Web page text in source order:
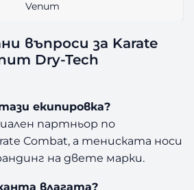
Venum
въпроси за Karate
Dry-Tech
екипировка?
партньор по
Combat, а тениската носи
на двете марки.
влагата?